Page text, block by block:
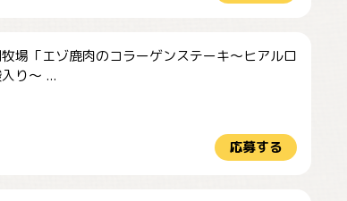
場「エゾ鹿肉のコラーゲンステーキ～ヒアルロ
り～ ...
応募する